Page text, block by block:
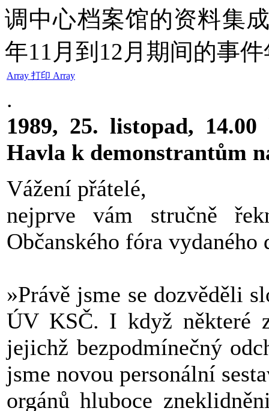
调中心档案馆的资料集
年11月到12月期间的事
Array 打印 Array
.
1989, 25. listopad,
Havla k demonstrantům
Vážení přátelé,
nejprve vám stručně
Občanského fóra vydaného
»Právě jsme se dozvěděli
ÚV KSČ. I když některé
jejichž bezpodmínečný
jsme novou personální
orgánů hluboce